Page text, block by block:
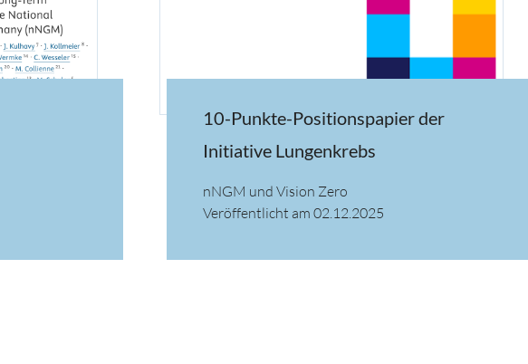
10-Punkte-Positionspapier der
Initiative Lungenkrebs
nNGM und Vision Zero
Veröffentlicht am 02.12.2025